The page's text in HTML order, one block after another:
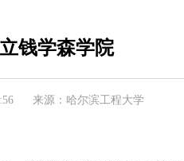
钱学森学院
来源：哈尔滨工程大学